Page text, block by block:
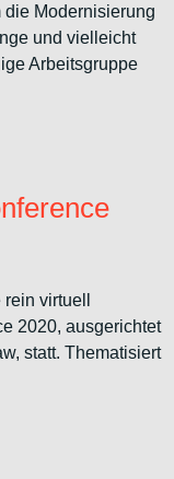
die Modernisierung
und vielleicht
Arbeitsgruppe
virtuell
2020, ausgerichtet
statt. Thematisiert